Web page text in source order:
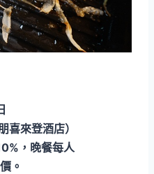
喜來登酒店）
，晚餐每人
。